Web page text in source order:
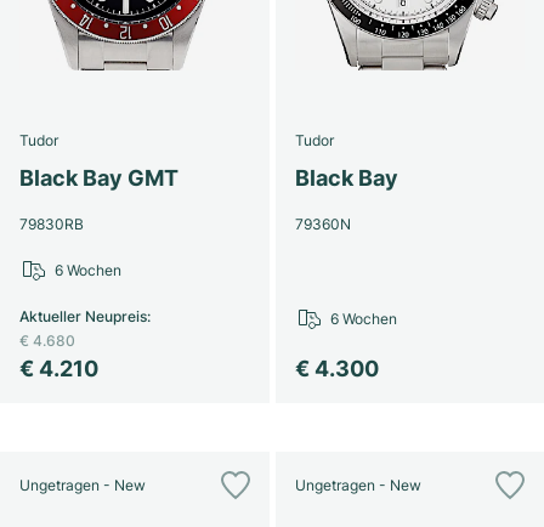
Tudor
Black Bay GMT
79830RB
€ 4.210
Aktueller Neupreis:
€ 4.680
6 Wochen
Tudor
Black Bay
79360N
€ 4.300
6 Wochen
Ungetragen - New Ungetragen - New